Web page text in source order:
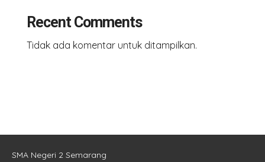
Recent Comments
Tidak ada komentar untuk ditampilkan.
SMA Negeri 2 Semarang